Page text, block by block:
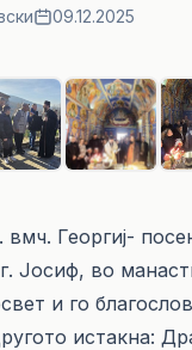
09.12.2025
вмч. Георгиј-
Јосиф, во
и го
истакна: